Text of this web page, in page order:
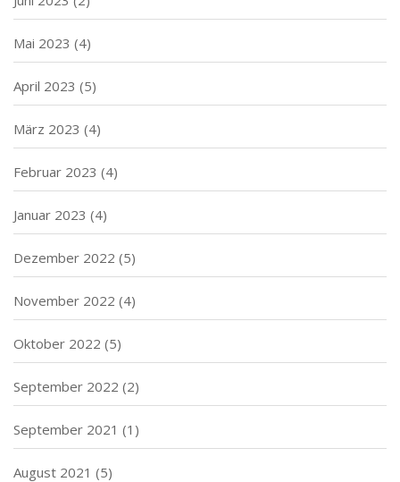
Mai 2023 (4)
April 2023 (5)
März 2023 (4)
Februar 2023 (4)
Januar 2023 (4)
Dezember 2022 (5)
November 2022 (4)
Oktober 2022 (5)
September 2022 (2)
September 2021 (1)
August 2021 (5)